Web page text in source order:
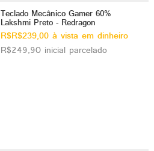
Teclado Mecânico Gamer 60%
Lakshmi Preto - Redragon
R$R$239,00 à vista em dinheiro
R$249,90 inicial parcelado